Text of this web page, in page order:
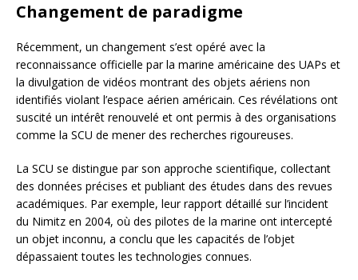
Changement de paradigme
Récemment, un changement s’est opéré avec la
reconnaissance officielle par la marine américaine des UAPs et
la divulgation de vidéos montrant des objets aériens non
identifiés violant l’espace aérien américain. Ces révélations ont
suscité un intérêt renouvelé et ont permis à des organisations
comme la SCU de mener des recherches rigoureuses.
La SCU se distingue par son approche scientifique, collectant
des données précises et publiant des études dans des revues
académiques. Par exemple, leur rapport détaillé sur l’incident
du Nimitz en 2004, où des pilotes de la marine ont intercepté
un objet inconnu, a conclu que les capacités de l’objet
dépassaient toutes les technologies connues.